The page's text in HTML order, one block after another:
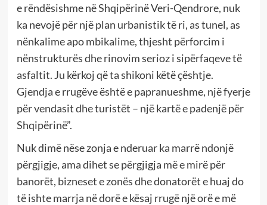
e rëndësishme në Shqipërinë Veri-Qendrore, nuk
ka nevojë për një plan urbanistik të ri, as tunel, as
nënkalime apo mbikalime, thjesht përforcim i
nënstrukturës dhe rinovim serioz i sipërfaqeve të
asfaltit. Ju kërkoj që ta shikoni këtë çështje.
Gjendja e rrugëve është e papranueshme, një fyerje
për vendasit dhe turistët – një kartë e padenjë për
Shqipërinë”.
Nuk dimë nëse zonja e nderuar ka marrë ndonjë
përgjigje, ama dihet se përgjigja më e mirë për
banorët, bizneset e zonës dhe donatorët e huaj do
të ishte marrja në dorë e kësaj rrugë një orë e më